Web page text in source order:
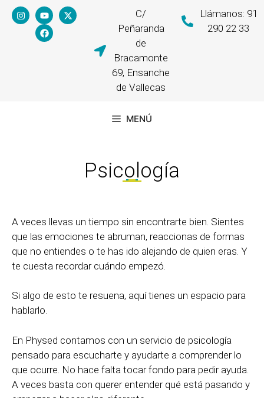
C/
Peñaranda
de
Bracamonte
69, Ensanche
de Vallecas
Llámanos: 91
290 22 33
MENÚ
Psicología
A veces llevas un tiempo sin encontrarte bien. Sientes
que las emociones te abruman, reaccionas de formas
que no entiendes o te has ido alejando de quien eras. Y
te cuesta recordar cuándo empezó.
Si algo de esto te resuena, aquí tienes un espacio para
hablarlo.
En Physed contamos con un servicio de psicología
pensado para escucharte y ayudarte a comprender lo
que ocurre. No hace falta tocar fondo para pedir ayuda.
A veces basta con querer entender qué está pasando y